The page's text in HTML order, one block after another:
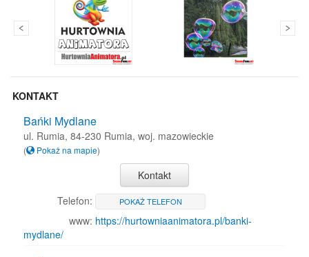
KONTAKT
Bańki Mydlane
ul. Rumia, 84-230 Rumia, woj. mazowieckie
( Pokaż na mapie)
Kontakt
Telefon:
POKAŻ TELEFON
www: https://hurtowniaanimatora.pl/banki-
mydlane/